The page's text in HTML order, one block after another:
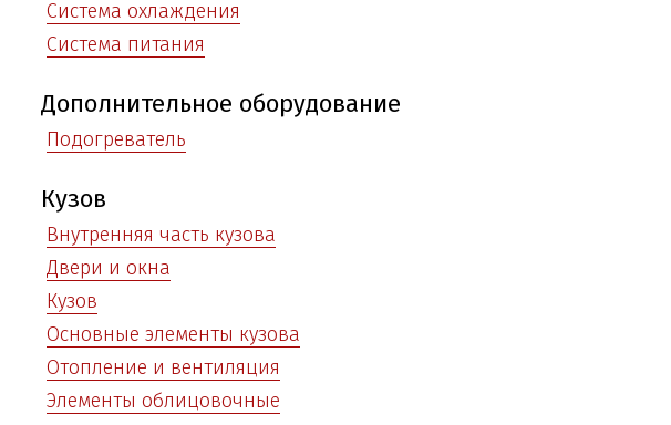
Система охлаждения
Система питания
Дополнительное оборудование
Подогреватель
Кузов
Внутренняя часть кузова
Двери и окна
Кузов
Основные элементы кузова
Отопление и вентиляция
Элементы облицовочные